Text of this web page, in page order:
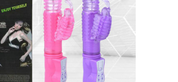
cong hoàn hảo giúp tiếp
3 speeds sẽ đáp ứng